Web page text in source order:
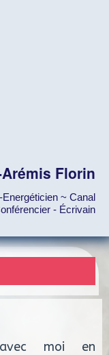
Florin
~ Canal
- Écrivain
moi en